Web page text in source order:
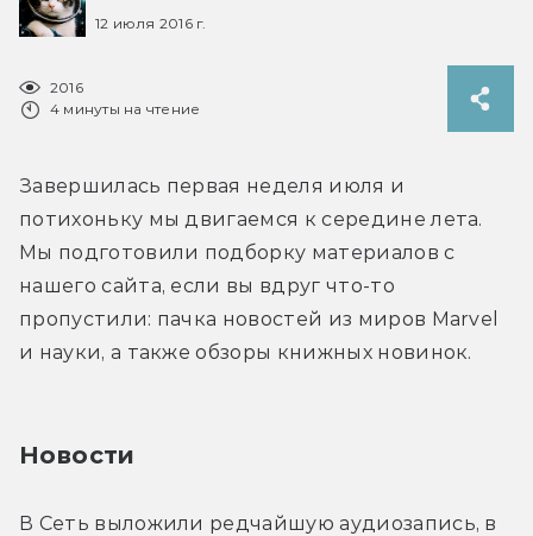
12 июля 2016 г.
2016
4 минуты на чтение
Завершилась первая неделя июля и
потихоньку мы двигаемся к середине лета.
Мы подготовили подборку материалов с
нашего сайта, если вы вдруг что-то
пропустили: пачка новостей из миров Marvel
и науки, а также обзоры книжных новинок.
Новости
В Сеть выложили редчайшую аудиозапись, в